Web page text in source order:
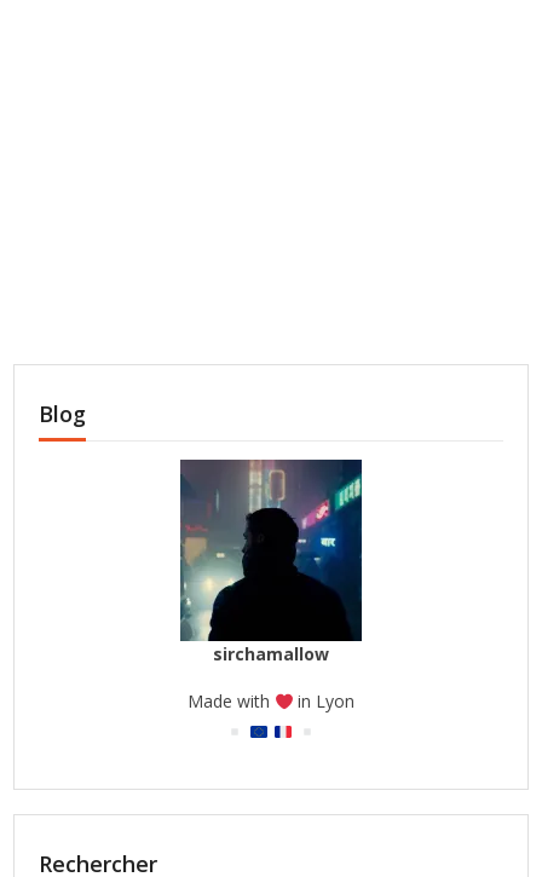
Blog
sirchamallow
Made with in Lyon
Rechercher